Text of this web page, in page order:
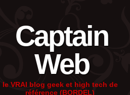
Captain
Web
le VRAI blog geek et high tech de
référence (BORDEL)